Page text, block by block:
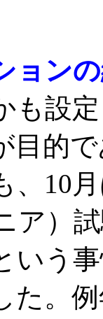
ョン
も設
目的
、10
ア）
いう
た。